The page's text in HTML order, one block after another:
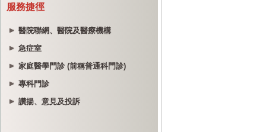
服務捷徑
醫院聯網、醫院及醫療機構
急症室
家庭醫學門診 (前稱普通科門診)
專科門診
讚揚、意見及投訴